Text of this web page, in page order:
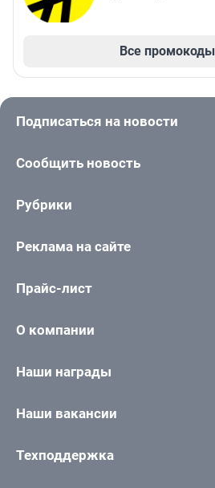
Все промокоды
Подписаться на новости
Сообщить новость
Рубрики
Реклама на сайте
Прайс-лист
О компании
Наши награды
Наши вакансии
Техподдержка